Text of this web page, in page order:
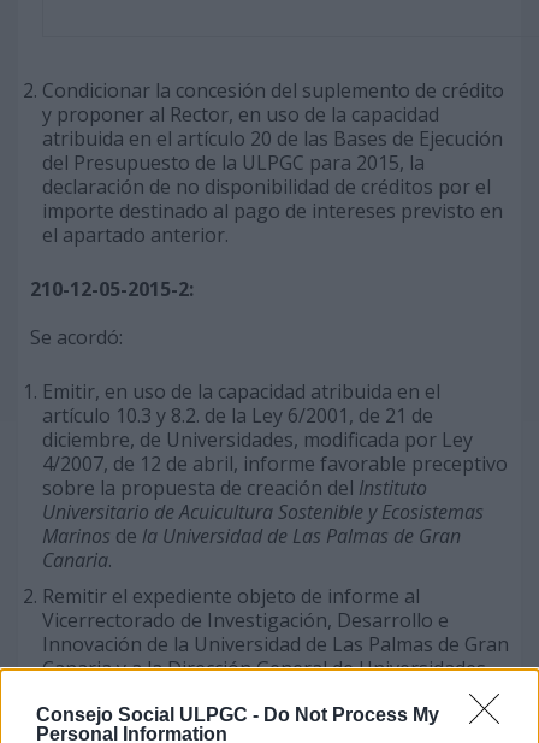
Consejo Social ULPGC - Do Not Process My
Personal Information
Condicionar la concesión del suplemento de crédito
y proponer al Rector, en uso de la capacidad
atribuida en el artículo 20 de las Bases de Ejecución
del Presupuesto de la ULPGC para 2015, la
declaración de no disponibilidad de créditos por el
importe destinado al pago de intereses previsto en
el apartado anterior.
210-12-05-2015-2:
Se acordó:
Emitir, en uso de la capacidad atribuida en el
artículo 10.3 y 8.2. de la Ley 6/2001, de 21 de
diciembre, de Universidades, modificada por Ley
4/2007, de 12 de abril, informe favorable preceptivo
sobre la propuesta de creación del Instituto
Universitario de Acuicultura Sostenible y Ecosistemas
Marinos de la Universidad de Las Palmas de Gran
Canaria.
Remitir el expediente objeto de informe al
Vicerrectorado de Investigación, Desarrollo e
Innovación de la Universidad de Las Palmas de Gran
Canaria y a la Dirección General de Universidades